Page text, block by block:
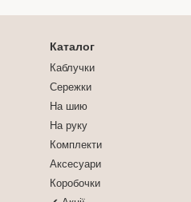
Каталог
Каблучки
Сережки
На шию
На руку
Комплекти
Аксесуари
Коробочки